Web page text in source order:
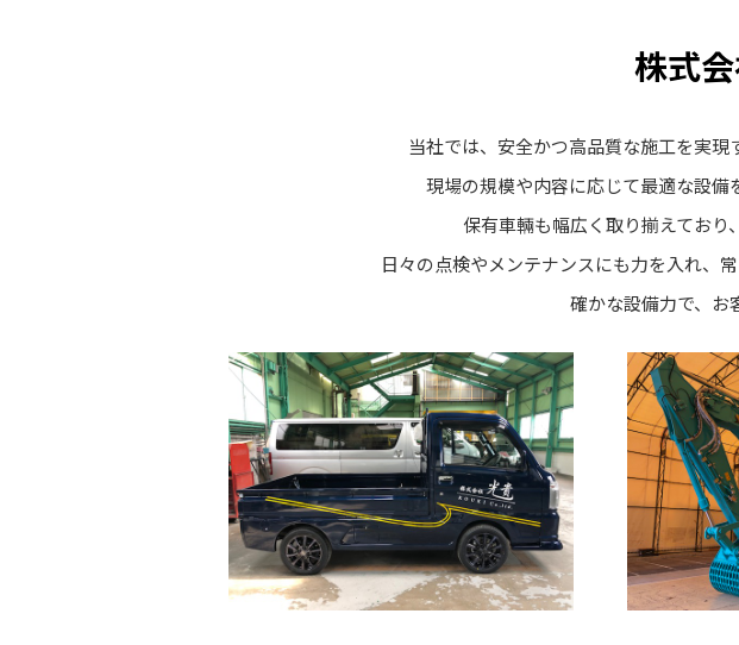
株式
当社では、安全かつ高品質な施工を実現
現場の規模や内容に応じて最適な設備
保有車輛も幅広く取り揃えており
日々の点検やメンテナンスにも力を入れ、
確かな設備力で、お